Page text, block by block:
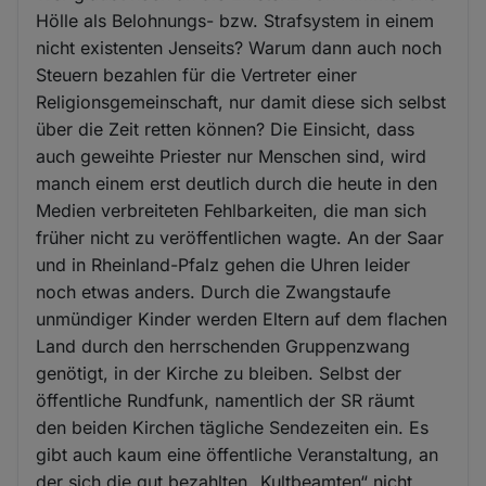
Hölle als Belohnungs- bzw. Strafsystem in einem
nicht existenten Jenseits? Warum dann auch noch
Steuern bezahlen für die Vertreter einer
Religionsgemeinschaft, nur damit diese sich selbst
über die Zeit retten können? Die Einsicht, dass
auch geweihte Priester nur Menschen sind, wird
manch einem erst deutlich durch die heute in den
Medien verbreiteten Fehlbarkeiten, die man sich
früher nicht zu veröffentlichen wagte. An der Saar
und in Rheinland-Pfalz gehen die Uhren leider
noch etwas anders. Durch die Zwangstaufe
unmündiger Kinder werden Eltern auf dem flachen
Land durch den herrschenden Gruppenzwang
genötigt, in der Kirche zu bleiben. Selbst der
öffentliche Rundfunk, namentlich der SR räumt
den beiden Kirchen tägliche Sendezeiten ein. Es
gibt auch kaum eine öffentliche Veranstaltung, an
der sich die gut bezahlten „Kultbeamten“ nicht